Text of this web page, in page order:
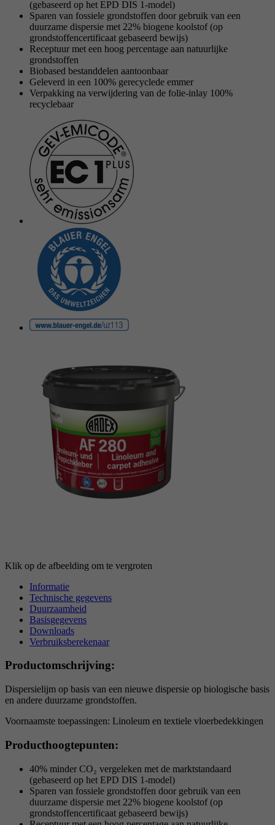
(gebaseerd op het EPD DIS 1-model)
Sparen van fossiele grondstoffen door gebruik van een
duurzame dispersie met 22% biogene koolstof (op
grondstoffencertificaat gebaseerd bewijs)
Receptuur met een hoog percentage aan natuurlijke
grondstoffen
Biobased bestanddelen aantoonbaar
Geleverd in een 100% gerecyclede emmer
Verpakking na verwijdering van de folie-inlay 100%
recyclebaar
Klik op de afbeelding om te vergroten
Informatie
Technische gegevens
Duurzaamheid
Basisgegevens
Downloads
Verbruiksberekenaar
Productomschrijving:
Dispersielijm op basis van een nieuwe dispersie op biologische basis
en andere duurzame grondstoffen.
Voornaamste toepassingen: Linoleum en textiele vloerbedekkingen
Producthoogtepunten:
40% minder CO₂ vergeleken met de marktstandaard
(gebaseerd op het EPD DIS 1-model)
Sparen van fossiele grondstoffen door gebruik van een
duurzame dispersie met 22% biogene koolstof (op
grondstoffencertificaat gebaseerd bewijs)
Doel Stelt de instellingen van de cookiegroepen in.
Naam
Aanbieder .myfonts.net
Doel
Dient als licentie om een lettertype van
myfonts.net te gebruiken.
Naam _GRECAPTCHA
Google reCAPTCHA
Looptijd 6 Monate
reCAPTCHA setzt ein notwendiges Cookie
(_GRECAPTCHA), wenn es zum Zweck der
Risikoanalyse ausgeführt wird.
Naam _gat
Aanbieder Google
Looptijd 1 Dag
scripts en gebeurtenissen.